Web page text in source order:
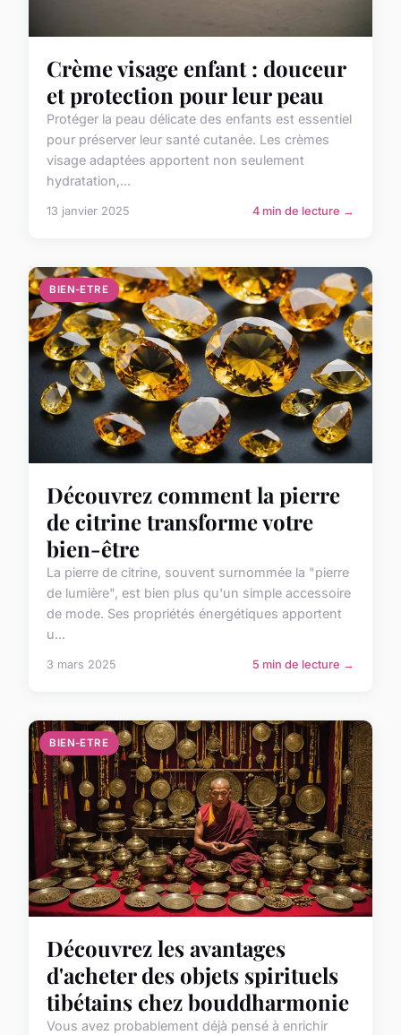
Crème visage enfant : douceur
et protection pour leur peau
Protéger la peau délicate des enfants est essentiel
pour préserver leur santé cutanée. Les crèmes
visage adaptées apportent non seulement
hydratation,...
13 janvier 2025 4 min de lecture →
BIEN-ETRE
Découvrez comment la pierre
de citrine transforme votre
bien-être
La pierre de citrine, souvent surnommée la "pierre
de lumière", est bien plus qu'un simple accessoire
de mode. Ses propriétés énergétiques apportent
u...
3 mars 2025 5 min de lecture →
BIEN-ETRE
Découvrez les avantages
d'acheter des objets spirituels
tibétains chez bouddharmonie
Vous avez probablement déjà pensé à enrichir